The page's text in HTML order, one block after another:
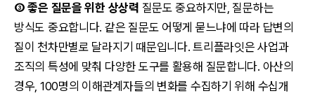
③ 좋은 질문을 위한 상상력 질문도 중요하지만, 질문하는
방식도 중요합니다. 같은 질문도 어떻게 묻느냐에 따라 답변의
질이 천차만별로 달라지기 때문입니다. 트리플라잇은 사업과
조직의 특성에 맞춰 다양한 도구를 활용해 질문합니다. 아산의
경우, 100명의 이해관계자들의 변화를 수집하기 위해 수십개